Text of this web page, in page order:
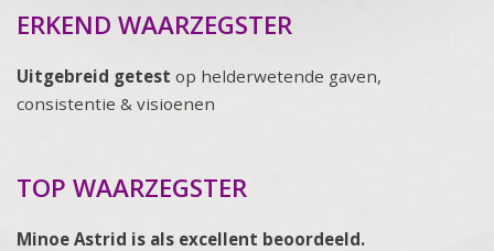
ERKEND WAARZEGSTER
Uitgebreid getest op helderwetende gaven,
consistentie & visioenen
TOP WAARZEGSTER
Minoe Astrid is als excellent beoordeeld.